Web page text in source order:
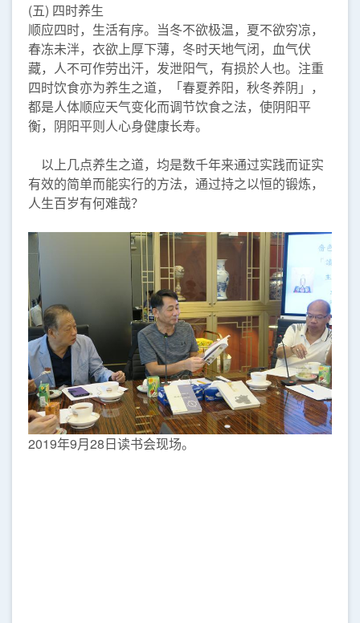
(五) 四时养生
顺应四时，生活有序。当冬不欲极温，夏不欲穷凉，
春冻未泮，衣欲上厚下薄，冬时天地气闭，血气伏
藏，人不可作劳出汗，发泄阳气，有损於人也。注重
四时饮食亦为养生之道，「春夏养阳，秋冬养阴」，
都是人体顺应天气变化而调节饮食之法，使阴阳平
衡，阴阳平则人心身健康长寿。
以上几点养生之道，均是数千年来通过实践而证实
有效的简单而能实行的方法，通过持之以恒的锻炼，
人生百岁有何难哉？
2019年9月28日读书会现场。